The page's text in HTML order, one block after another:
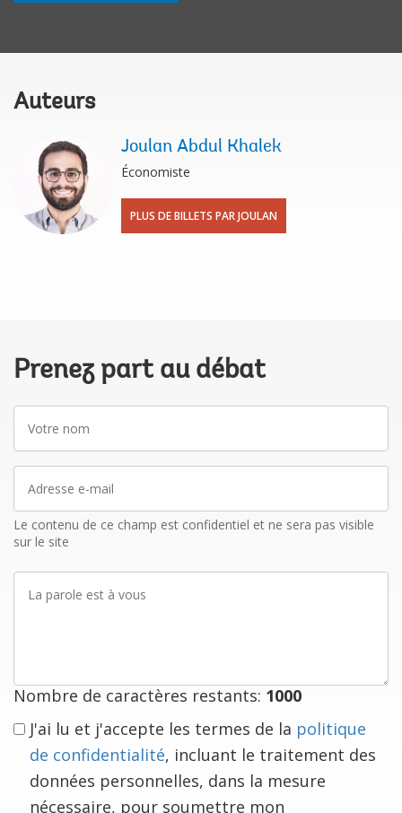
Auteurs
Joulan Abdul Khalek
Économiste
PLUS DE BILLETS PAR JOULAN
Prenez part au débat
nom
mail
Le contenu de ce champ est confidentiel et ne sera pas visible
sur le site
parole
Nombre de caractères restants: 1000
J'ai lu et j'accepte les termes de la politique
de confidentialité, incluant le traitement des
données personnelles, dans la mesure
nécessaire, pour soumettre mon